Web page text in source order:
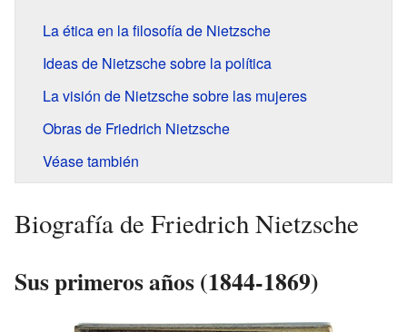
La ética en la filosofía de Nietzsche
Ideas de Nietzsche sobre la política
La visión de Nietzsche sobre las mujeres
Obras de Friedrich Nietzsche
Véase también
Biografía de Friedrich Nietzsche
Sus primeros años (1844-1869)